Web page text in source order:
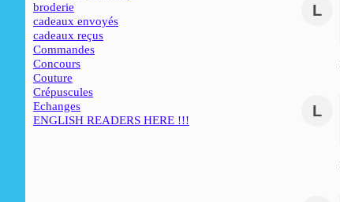
broderie
cadeaux envoyés
cadeaux reçus
Commandes
Concours
Couture
Crépuscules
Echanges
ENGLISH READERS HERE !!!
L
L